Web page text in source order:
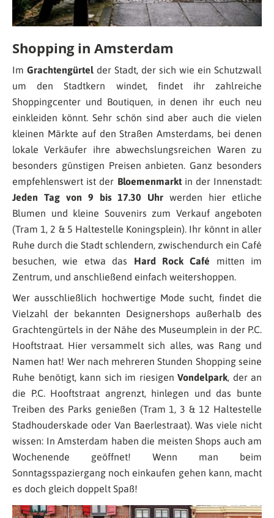
Shopping in Amsterdam
Im Grachtengürtel der Stadt, der sich wie ein Schutzwall
um den Stadtkern windet, findet ihr zahlreiche
Shoppingcenter und Boutiquen, in denen ihr euch neu
einkleiden könnt. Sehr schön sind aber auch die vielen
kleinen Märkte auf den Straßen Amsterdams, bei denen
lokale Verkäufer ihre abwechslungsreichen Waren zu
besonders günstigen Preisen anbieten. Ganz besonders
empfehlenswert ist der Bloemenmarktin der Innenstadt:
Jeden Tag von 9 bis 17.30 Uhr werden hier etliche
Blumen und kleine Souvenirs zum Verkauf angeboten
(Tram 1, 2 & 5 Haltestelle Koningsplein). Ihr könnt in aller
Ruhe durch die Stadt schlendern, zwischendurch ein Café
besuchen, wie etwa das Hard Rock Café mitten im
Zentrum, und anschließend einfach weitershoppen.
Wer ausschließlich hochwertige Mode sucht, findet die
Vielzahl der bekannten Designershops außerhalb des
Grachtengürtels in der Nähe des Museumplein in der P.C.
Hooftstraat. Hier versammelt sich alles, was Rang und
Namen hat! Wer nach mehreren Stunden Shopping seine
Ruhe benötigt, kann sich im riesigen Vondelpark, der an
die P.C. Hooftstraat angrenzt, hinlegen und das bunte
Treiben des Parks genießen (Tram 1, 3 & 12 Haltestelle
Stadhouderskade oder Van Baerlestraat). Was viele nicht
wissen: In Amsterdam haben die meisten Shops auch am
Wochenende geöffnet! Wenn man beim
Sonntagsspaziergang noch einkaufen gehen kann, macht
es doch gleich doppelt Spaß!